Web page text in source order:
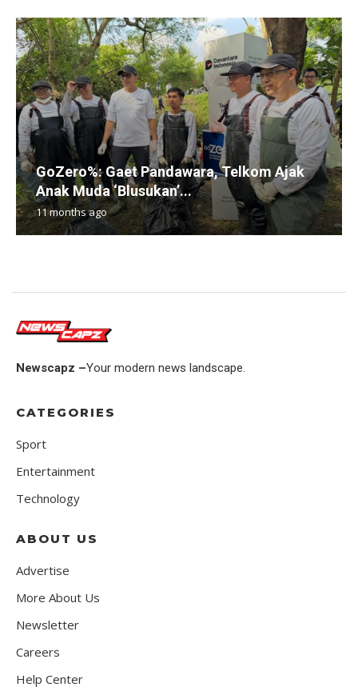
GoZero%: Gaet Pandawara, Telkom Ajak
Anak Muda ‘Blusukan’...
11 months ago
Newscapz –Your modern news landscape.
CATEGORIES
Sport
Entertainment
Technology
ABOUT US
Advertise
More About Us
Newsletter
Careers
Help Center